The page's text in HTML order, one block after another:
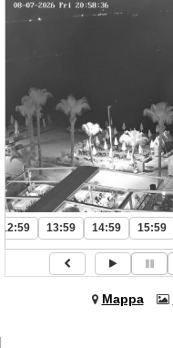
12:59 13:59 14:59 15:59
Mappa